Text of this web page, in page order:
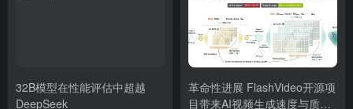
32B模型在性能评估中超越
DeepSeek
革命性进展 FlashVideo开源项
目带来AI视频生成速度与质量